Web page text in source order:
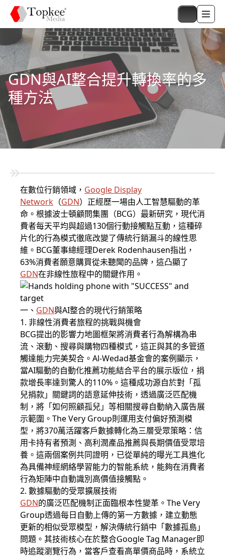
GDN與AI整合提升轉換率的多
種方法
在數位行銷領域， Google Display
Network （GDN）正經歷一場由人工智慧驅動的革
命。根據波士頓顧問集團（BCG）最新研究，現代消
費者每天平均與超過130個行動接觸點互動，這種碎
片化的行為模式徹底改變了傳統行銷漏斗的線性思
維。BCG董事總經理Derek Rodenhausen指出，
63%消費者願意購買從未聽聞的品牌，這凸顯了
GDN在非線性旅程中的關鍵作用。
一、 GDN與AI整合的現代行銷策略
1. 非線性消費者旅程的挑戰與機會
BCG提出的影響力地圖框架將消費者行為解構為串
流、滾動、搜尋與購物四種模式，這正與其的多管道
觸達能力完美契合。Al-Wedad基金會的案例顯示，
當AI驅動的自動化推薦功能結合平台的展示版位，捐
款增長率達到驚人的110%。這種成功源自於對「孤
兒捐款」關鍵詞的語意延伸技術，透過廣泛匹配機
制，將「如何照顧孤兒」等相關搜尋自動納入廣告展
示範圍。The Very Group則運用支付偏好預測模
型，將370萬活躍客戶數據轉化為三層受眾策略：信
用卡持有者預測、高利潤產品推薦與長期價值受眾培
養。這兩個案例共同證明，已從單純的曝光工具進化
為具備神經網絡學習能力的智能系統，能夠在消費者
行為矩陣中自動識別高價值接觸點。
2. 數據驅動的受眾擴展技術
GDN的廣泛匹配機制正面臨根本性變革。The Very
Group透過每日自動上傳的第一方數據，建立動態
更新的相似受眾模型，解決傳統行銷中「數據孤島」
問題。其技術核心在於整合Google Tag Manager即
時追蹤瀏覽行為，當客戶查看高單價商品時，系統立